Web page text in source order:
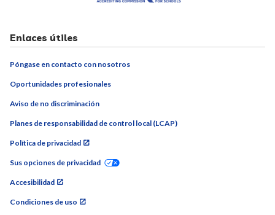
Enlaces útiles
Póngase en contacto con nosotros
Oportunidades profesionales
Aviso de no discriminación
Planes de responsabilidad de control local (LCAP)
Política de privacidad
Sus opciones de privacidad
Accesibilidad
Condiciones de uso